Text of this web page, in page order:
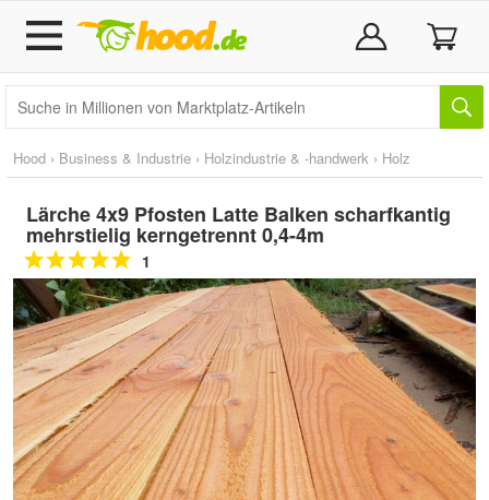
Hood › Business & Industrie › Holzindustrie & -handwerk › Holz
Lärche 4x9 Pfosten Latte Balken scharfkantig
mehrstielig kerngetrennt 0,4-4m
1